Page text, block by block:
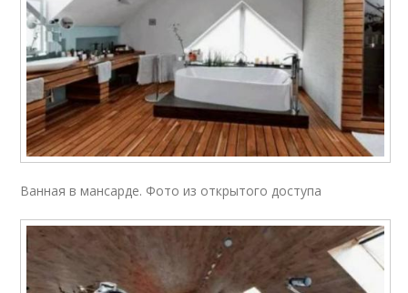
Ванная в мансарде. Фото из открытого доступа